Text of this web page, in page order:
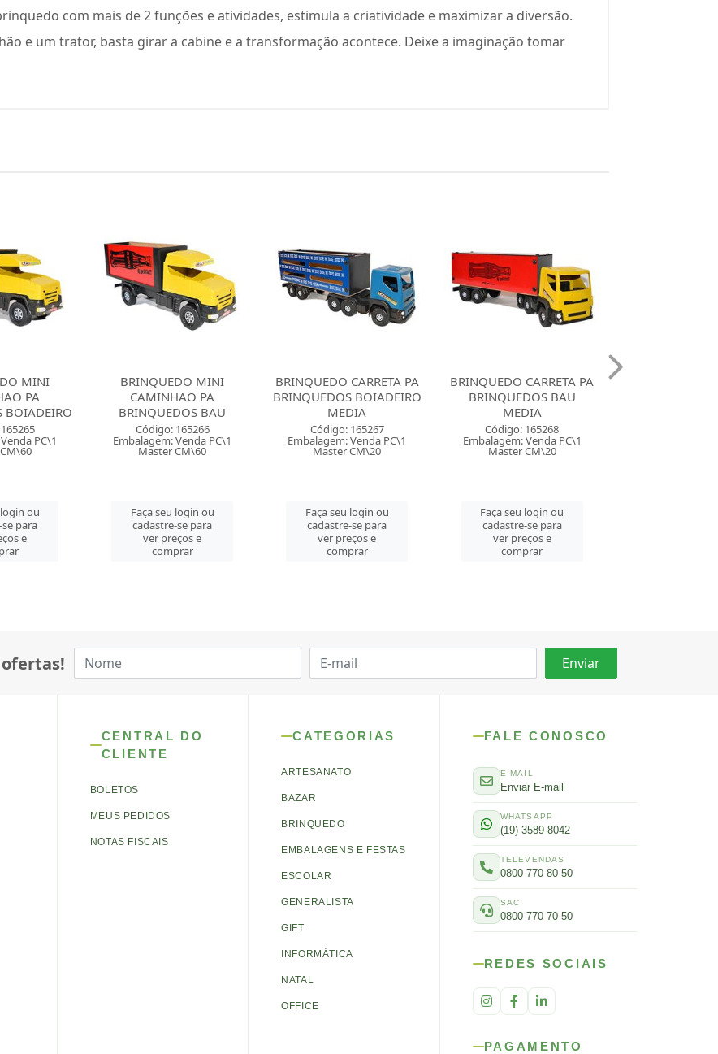
com mais de 2 funções e atividades, estimula a criatividade e maximizar a diversão.
e um trator, basta girar a cabine e a transformação acontece. Deixe a imaginação tomar
MINI
PA
BAU
PC\1
ou
para
e
BRINQUEDO CARRETA PA
BRINQUEDOS BOIADEIRO
MEDIA
Código: 165267
Embalagem: Venda PC\1
Master CM\20
Faça seu login ou
cadastre-se para
ver preços e
comprar
BRINQUEDO CARRETA PA
BRINQUEDOS BAU
MEDIA
Código: 165268
Embalagem: Venda PC\1
Master CM\20
Faça seu login ou
cadastre-se para
ver preços e
comprar
BRINQUEDO CAMINHAO
LONA PA BRINQUEDOS
Código: 165269
Embalagem: Venda PC\1
Master CM\6
Faça seu login ou
cadastre-se para
ver preços e
comprar
CENTRAL DO
CLIENTE
BOLETOS
MEUS PEDIDOS
NOTAS FISCAIS
CATEGORIAS
ARTESANATO
BAZAR
BRINQUEDO
EMBALAGENS E FESTAS
ESCOLAR
GENERALISTA
GIFT
INFORMÁTICA
NATAL
OFFICE
FALE CONOSCO
E-MAIL
Enviar E-mail
WHATSAPP
(19) 3589-8042
TELEVENDAS
0800 770 80 50
SAC
0800 770 70 50
REDES SOCIAIS
PAGAMENTO